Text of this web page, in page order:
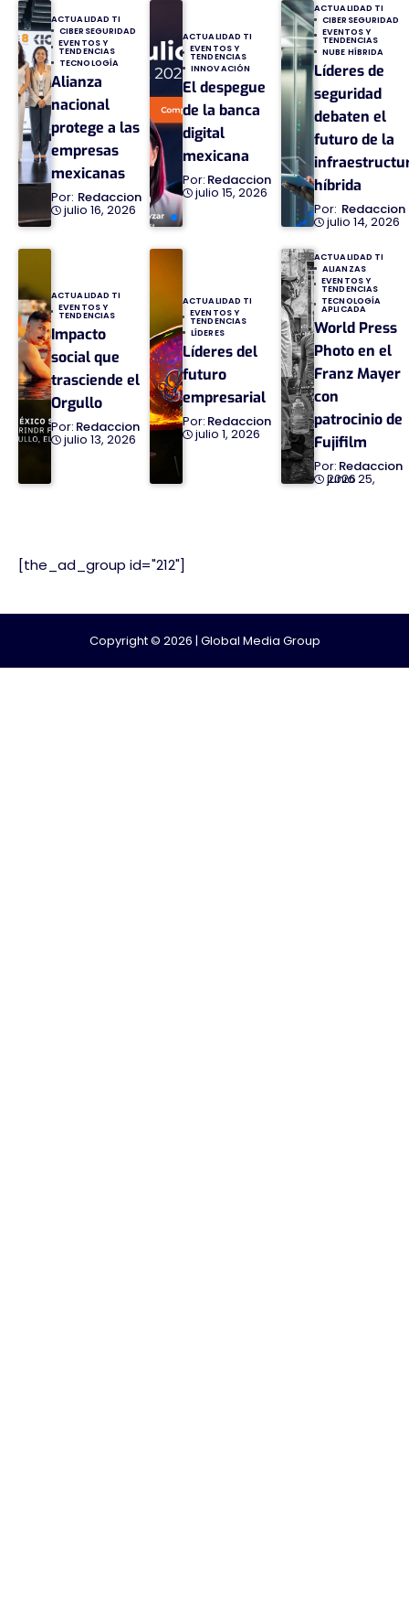
ACTUALIDAD TI
CIBERSEGURIDAD
EVENTOS Y
TENDENCIAS
TECNOLOGÍA
Alianza
nacional
protege a las
empresas
mexicanas
Redaccion
julio 16, 2026
ACTUALIDAD TI
EVENTOS Y
TENDENCIAS
INNOVACIÓN
El despegue
de la banca
digital
mexicana
Redaccion
julio 15, 2026
ACTUALIDAD TI
CIBERSEGURIDAD
EVENTOS Y
TENDENCIAS
NUBE HÍBRIDA
Líderes de
seguridad
debaten el
futuro de la
híbrida
Redaccion
julio 14, 2026
ACTUALIDAD TI
EVENTOS Y
TENDENCIAS
Impacto
social que
trasciende el
Orgullo
Redaccion
julio 13, 2026
ACTUALIDAD TI
EVENTOS Y
TENDENCIAS
LÍDERES
Líderes del
futuro
empresarial
Redaccion
julio 1, 2026
ACTUALIDAD TI
ALIANZAS
EVENTOS Y
TENDENCIAS
TECNOLOGÍA
APLICADA
World Press
Photo en el
Franz Mayer
con
patrocinio de
Fujifilm
Redaccion
junio 25, 2026
[the_ad_group id="212"]